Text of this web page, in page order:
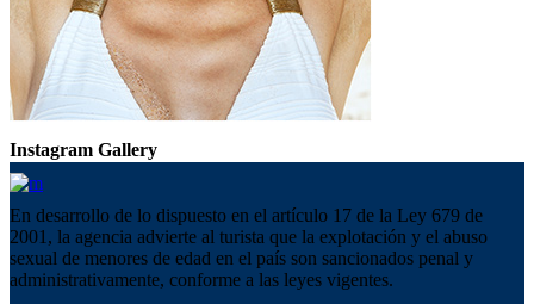
Instagram Gallery
En desarrollo de lo dispuesto en el artículo 17 de la Ley 679 de
2001, la agencia advierte al turista que la explotación y el abuso
sexual de menores de edad en el país son sancionados penal y
administrativamente, conforme a las leyes vigentes.